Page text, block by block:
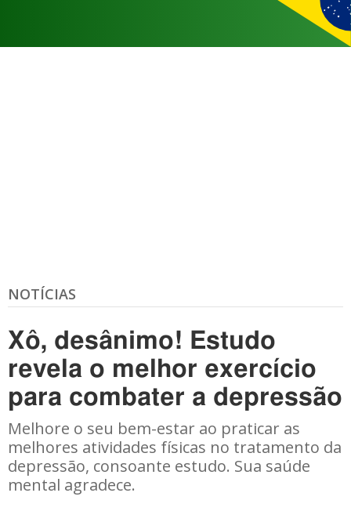
NOTÍCIAS
Xô, desânimo! Estudo
revela o melhor exercício
para combater a depressão
Melhore o seu bem-estar ao praticar as
melhores atividades físicas no tratamento da
depressão, consoante estudo. Sua saúde
mental agradece.